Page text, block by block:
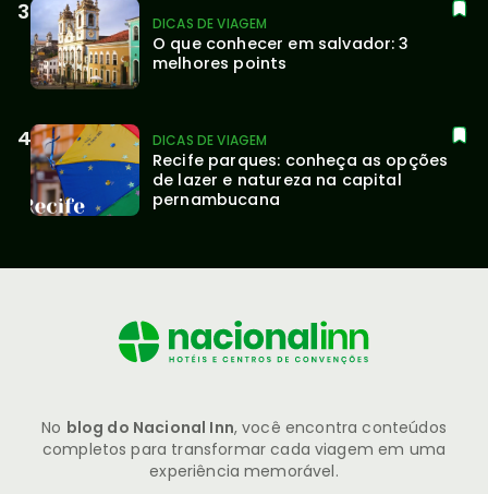
DICAS DE VIAGEM
O que conhecer em salvador: 3
melhores points
DICAS DE VIAGEM
Recife parques: conheça as opções
de lazer e natureza na capital
pernambucana
No blog do Nacional Inn, você encontra conteúdos
completos para transformar cada viagem em uma
experiência memorável.